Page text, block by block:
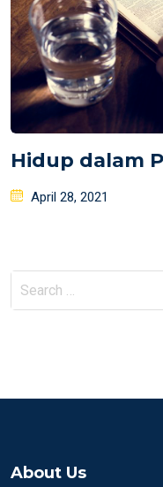
Hidup dalam
Posted
April 28, 2021
Search
About Us